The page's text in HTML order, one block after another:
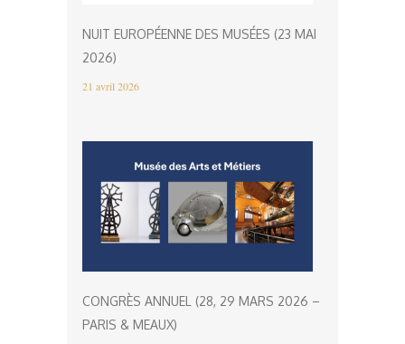
NUIT EUROPÉENNE DES MUSÉES (23 MAI
2026)
21 avril 2026
CONGRÈS ANNUEL (28, 29 MARS 2026 –
PARIS & MEAUX)